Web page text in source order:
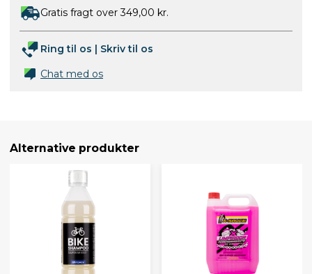
Gratis fragt over 349,00 kr.
Ring til os | Skriv til os
Chat med os
Alternative produkter